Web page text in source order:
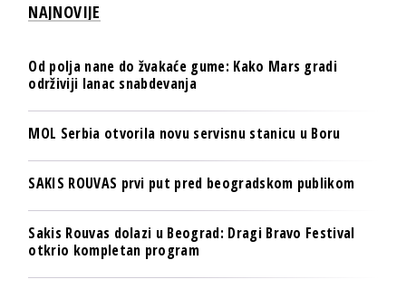
NAJNOVIJE
Od polja nane do žvakaće gume: Kako Mars gradi
održiviji lanac snabdevanja
MOL Serbia otvorila novu servisnu stanicu u Boru
SAKIS ROUVAS prvi put pred beogradskom publikom
Sakis Rouvas dolazi u Beograd: Dragi Bravo Festival
otkrio kompletan program